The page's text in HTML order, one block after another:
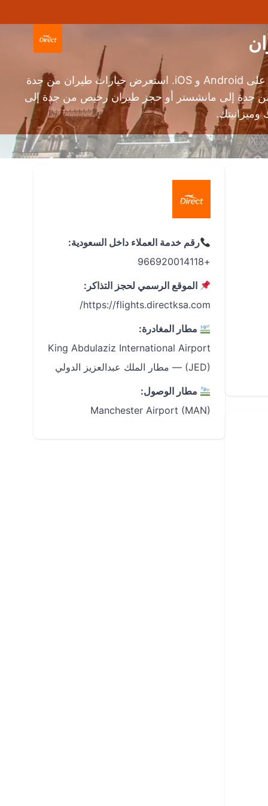
حجز طيران من جدة إلى مانشستر بأسعار تنافسية وسهولة لا مثيل لها عبر محرك بحث طيران دايركت وتطبيق دايركت على Android و iOS. استعرض خيارات طيران من جدة
جدة إلى مانشستر أو حجز طيران رخيص من جدة إلى
رقم خدمة العملاء داخل السعودية:
+966920014118
الموقع الرسمي لحجز التذاكر:
https://flights.directksa.com/
مطار المغادرة:
King Abdulaziz International Airport
(JED) — مطار الملك عبدالعزيز الدولي
مطار الوصول:
Manchester Airport (MAN)